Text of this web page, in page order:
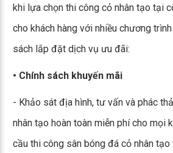
khi lựa chọn thi công cỏ nhân tạo tại
cho khách hàng với nhiều chương
sách lắp đặt dịch vụ ưu đãi:
• Chính sách khuyến mãi
- Khảo sát địa hình, tư vấn và phác
nhân tạo hoàn toàn miễn phí cho mọi
cầu thi công sân bóng đá cỏ nhân tạo